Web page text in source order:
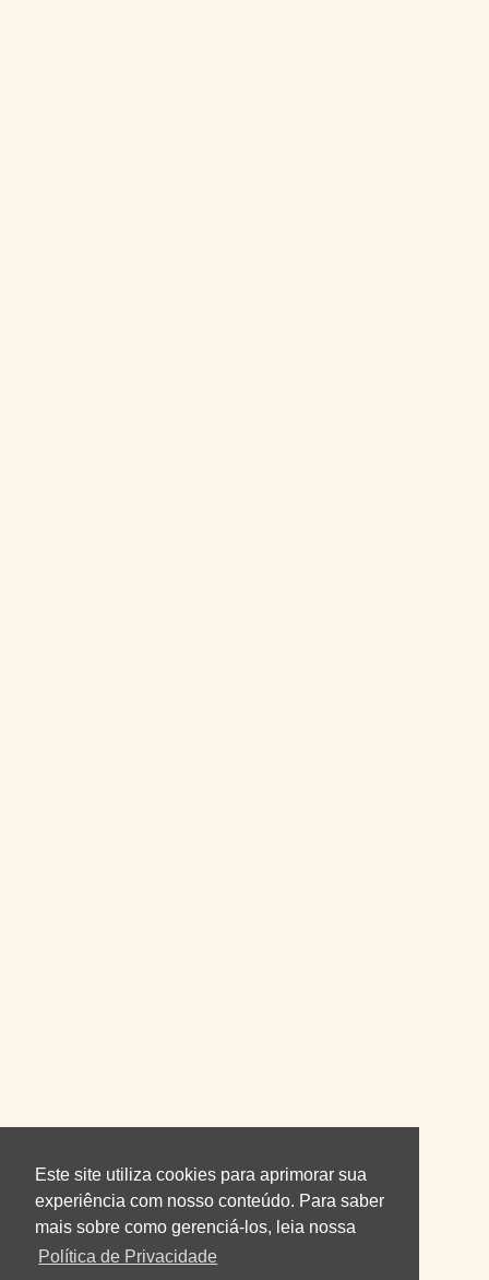
Este site utiliza cookies para aprimorar sua
experiência com nosso conteúdo. Para saber
mais sobre como gerenciá-los, leia nossa
Política de Privacidade